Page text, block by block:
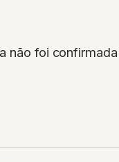
não foi